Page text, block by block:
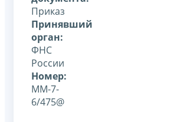
Приказ
Принявший
орган:
ФНС
России
Номер:
ММ-7-
6/475@